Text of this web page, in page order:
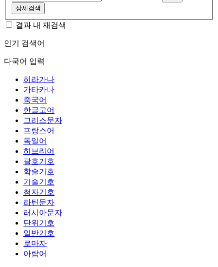
상세검색
결과 내 재검색
인기 검색어
다국어 입력
히라가나
가타카나
중국어
한글고어
그리스문자
프랑스어
독일어
히브리어
괄호기호
학술기호
기술기호
첨자기호
라틴문자
러시아문자
단위기호
일반기호
로마자
아랍어